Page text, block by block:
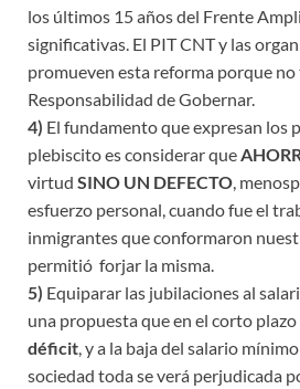
los últimos 15 años del Frente
significativas. El PIT CNT y las
promueven esta reforma porque no
Responsabilidad de Gobernar.
4) El fundamento que expresan los
plebiscito es considerar que
virtud SINO UN DEFECTO,
esfuerzo personal, cuando fue el
inmigrantes que conformaron
permitió forjar la misma.
5) Equiparar las jubilaciones al
una propuesta que en el corto plazo
déficit, y a la baja del salario
sociedad toda se verá perjudicada